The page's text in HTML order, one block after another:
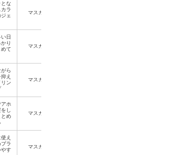
な
カラ
ェ
マスカラ
日
り
て
マスカラ
ら
え
ン
マスカラ
ホ
し
とめ
マスカラ
え
ラ
やす
マスカラ